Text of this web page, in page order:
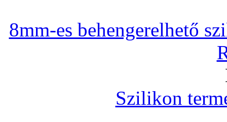
8mm-es behengerelhető
Szilikon